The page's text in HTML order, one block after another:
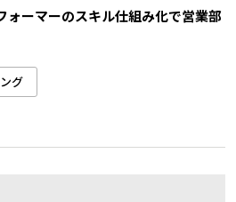
ォーマーのスキル仕組み化で営業部
グ